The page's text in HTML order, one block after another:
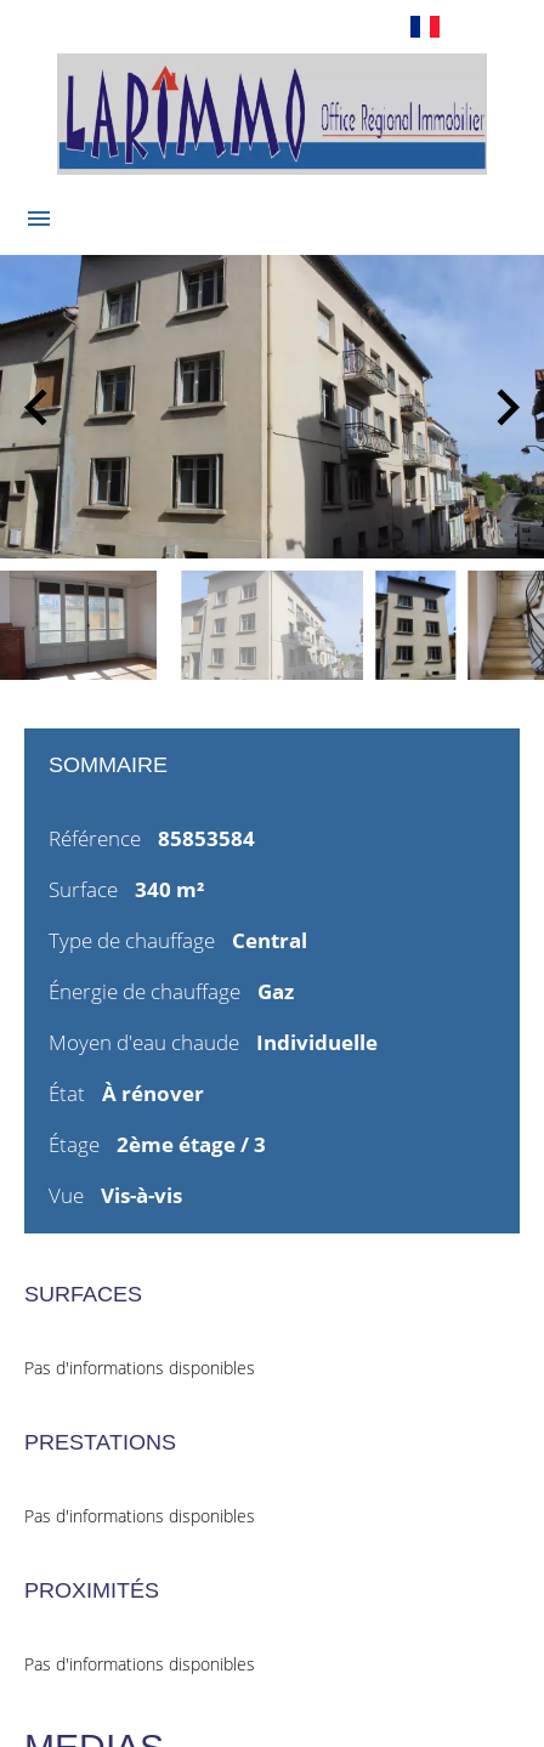
SOMMAIRE
Référence
85853584
Surface
340 m²
Type de chauffage
Central
Énergie de chauffage
Gaz
Moyen d'eau chaude
Individuelle
État
À rénover
Étage
2ème étage / 3
Vue
Vis-à-vis
SURFACES
Pas d'informations disponibles
PRESTATIONS
Pas d'informations disponibles
PROXIMITÉS
Pas d'informations disponibles